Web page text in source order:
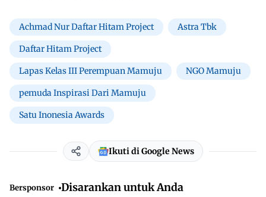
Achmad Nur Daftar Hitam Project Astra Tbk
Daftar Hitam Project
Lapas Kelas III Perempuan Mamuju NGO Mamuju
pemuda Inspirasi Dari Mamuju
Satu Inonesia Awards
Ikuti di Google News
Bersponsor Disarankan untuk Anda